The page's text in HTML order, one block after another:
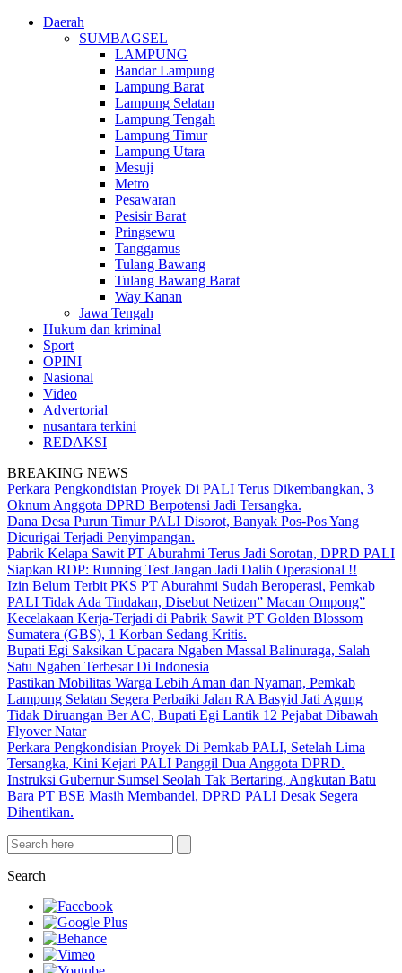
Daerah
SUMBAGSEL
LAMPUNG
Bandar Lampung
Lampung Barat
Lampung Selatan
Lampung Tengah
Lampung Timur
Lampung Utara
Mesuji
Metro
Pesawaran
Pesisir Barat
Pringsewu
Tanggamus
Tulang Bawang
Tulang Bawang Barat
Way Kanan
Jawa Tengah
Hukum dan kriminal
Sport
OPINI
Nasional
Video
Advertorial
nusantara terkini
REDAKSI
BREAKING NEWS
Perkara Pengkondisian Proyek Di PALI Terus Dikembangkan, 3
Oknum Anggota DPRD Berpotensi Jadi Tersangka.
Dana Desa Purun Timur PALI Disorot, Banyak Pos-Pos Yang
Dicurigai Terjadi Penyimpangan.
Pabrik Kelapa Sawit PT Aburahmi Terus Jadi Sorotan, DPRD PALI
Siapkan RDP: Running Test Jangan Jadi Dalih Operasional !!
Izin Belum Terbit PKS PT Aburahmi Sudah Beroperasi, Pemkab
PALI Tidak Ada Tindakan, Disebut Netizen” Macan Ompong”
Kecelakaan Kerja-Terjadi di Pabrik Sawit PT Golden Blossom
Sumatera (GBS), 1 Korban Sedang Kritis.
Bupati Egi Saksikan Upacara Ngaben Massal Balinuraga, Salah
Satu Ngaben Terbesar Di Indonesia
Pastikan Mobilitas Warga Lebih Aman dan Nyaman, Pemkab
Lampung Selatan Segera Perbaiki Jalan RA Basyid Jati Agung
Tidak Diruangan Ber AC, Bupati Egi Lantik 12 Pejabat Dibawah
Flyover Natar
Perkara Pengkondisian Proyek Di Pemkab PALI, Setelah Lima
Tersangka, Kini Kejari PALI Panggil Dua Anggota DPRD.
Instruksi Gubernur Sumsel Seolah Tak Bertaring, Angkutan Batu
Bara PT BSE Masih Membandel, DPRD PALI Desak Segera
Dihentikan.
Search